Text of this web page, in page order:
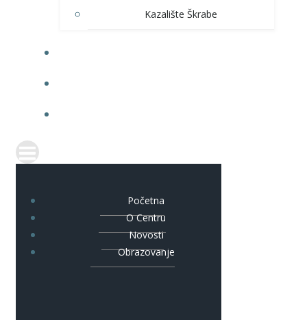
Kazalište Škrabe
Početna
O Centru
Novosti
Obrazovanje